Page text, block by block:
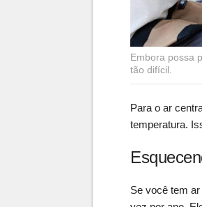
Embora possa
tão difícil.
Para o ar
temperatura.
Se você tem